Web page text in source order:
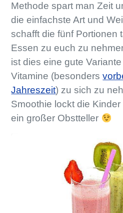
Methode spart man Zeit
die einfachste Art und
schafft die fünf Portionen
Essen zu euch zu
ist dies eine gute
Vitamine (besonders
Jahreszeit) zu sich zu
Smoothie lockt die
ein großer Obstteller